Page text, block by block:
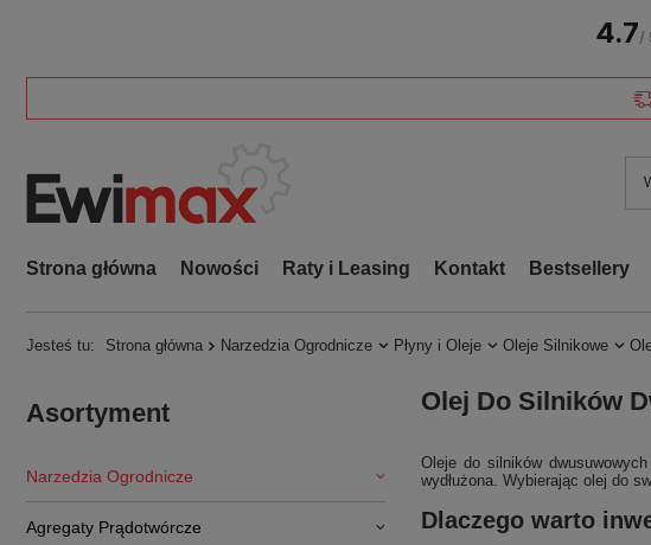
Strona główna Nowości Raty i Leasing Kontakt Bestsellery
Jesteś tu: Strona główna Narzedzia Ogrodnicze Płyny i Oleje Oleje Silnikowe
Asortyment
Narzedzia Ogrodnicze
Agregaty Prądotwórcze
Olej Do Silników
Oleje do silników
wydłużona. Wybierając olej do
Dlaczego warto
4.7/